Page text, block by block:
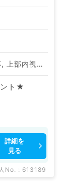
一般外来, 病棟管理, 救急対応, 上部内視鏡検査（ＧＦ）, 下部内視鏡検査（ＣＦ）
ト★
の医療機
数扱ってい
詳細を
見る
No. : 613189